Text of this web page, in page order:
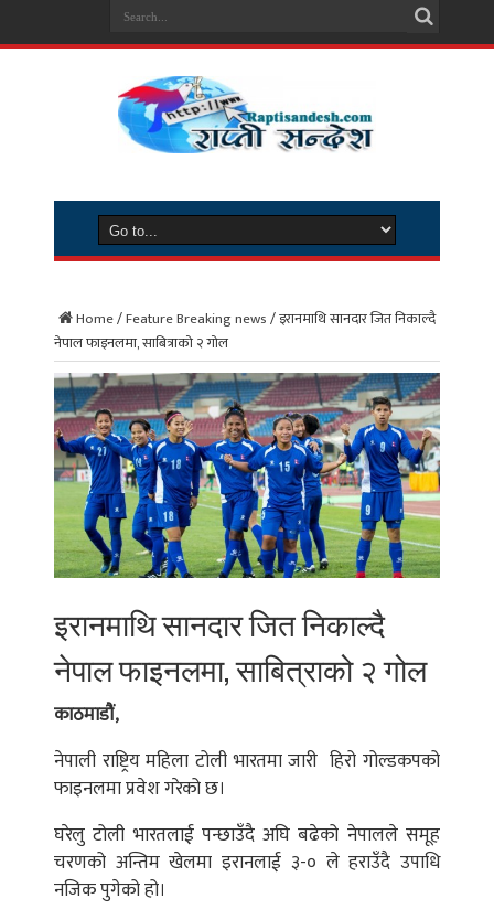
Home/Feature Breaking news/इरानमाथि सानदार जित निकाल्दै
नेपाल फाइनलमा, साबित्राको २ गोल
इरानमाथि सानदार जित निकाल्दै
नेपाल फाइनलमा, साबित्राको २ गोल
काठमाडौं,
नेपाली राष्ट्रिय महिला टोली भारतमा जारी हिरो गोल्डकपको
फाइनलमा प्रवेश गरेको छ।
घरेलु टोली भारतलाई पन्छाउँदै अघि बढेको नेपालले समूह
चरणको अन्तिम खेलमा इरानलाई ३-० ले हराउँदै उपाधि
नजिक पुगेको हो।